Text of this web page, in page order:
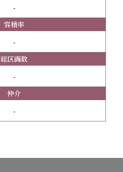
-
容積率
-
総区画数
-
仲介
-